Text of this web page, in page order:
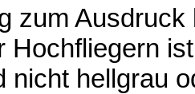
zum
Hochfliegern
nicht hellgrau